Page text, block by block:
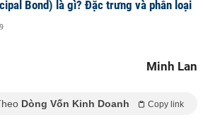
Bond) là gì? Đặc trưng và phân loại
Minh Lan
Dòng Vốn Kinh Doanh Copy link